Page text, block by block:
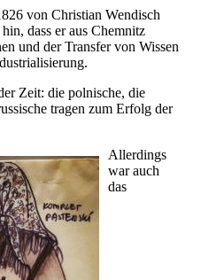
von Christian Wendisch
dass er aus Chemnitz
und der Transfer von Wissen
Zeit: die polnische, die
tragen zum Erfolg der
Allerdings
war auch
das